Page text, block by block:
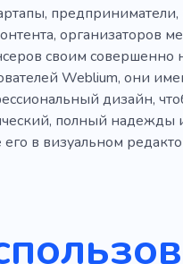
организаторов
своим совершенно
Weblium, они
дизайн,
полный
в визуальном